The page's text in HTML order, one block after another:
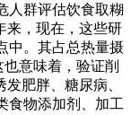
人群评估饮食取糊
来，现在，这些研
中。其占总热量摄
意味着，验证削
肥胖、糖尿病、
食物添加剂、加工